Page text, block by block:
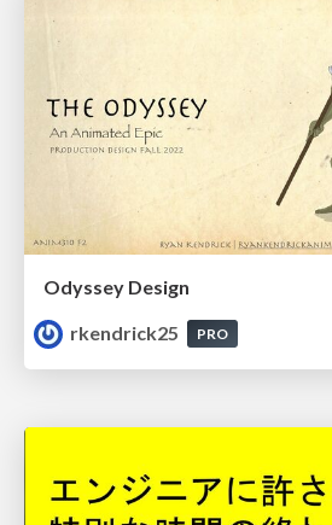
Odyssey Design
rkendrick25
PRO